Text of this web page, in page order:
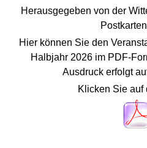
Herausgegeben von der
Hier können Sie den
Halbjahr 2026 im PDF-
Ausdruck erfolgt
Klicken Sie auf